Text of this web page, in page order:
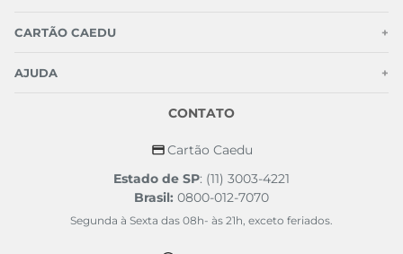
CARTÃO CAEDU +
AJUDA +
CONTATO
Cartão Caedu
Estado de SP: (11) 3003-4221
Brasil: 0800-012-7070
Segunda à Sexta das 08h- às 21h, exceto feriados.